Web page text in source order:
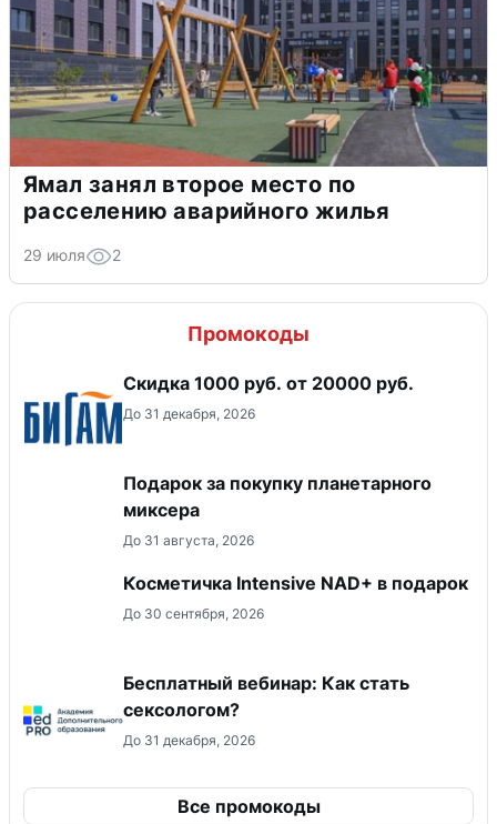
Ямал занял второе место по
расселению аварийного жилья
29 июля 2
Промокоды
​Скидка 1000 руб. от 20000 руб.
До 31 декабря, 2026
Подарок за покупку планетарного
миксера
До 31 августа, 2026
Косметичка Intensive NAD+ в подарок
До 30 сентября, 2026
Бесплатный вебинар: Как стать
сексологом?
До 31 декабря, 2026
Все промокоды